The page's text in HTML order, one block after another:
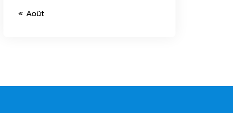
« Août